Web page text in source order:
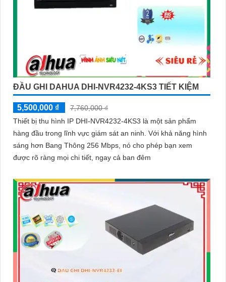
ĐẦU GHI DAHUA DHI-NVR4232-4KS3 TIẾT KIỆM
5,500,000 ₫
7,760,000 ₫
Thiết bị thu hình IP DHI-NVR4232-4KS3 là một sản phẩm
hàng đầu trong lĩnh vực giám sát an ninh. Với khả năng hình
sáng hơn Bang Thông 256 Mbps, nó cho phép bạn xem
được rõ ràng mọi chi tiết, ngay cả ban đêm